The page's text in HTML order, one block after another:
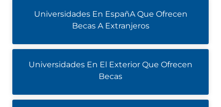
Universidades En EspañA Que Ofrecen
Becas A Extranjeros
Universidades En El Exterior Que Ofrecen
Becas